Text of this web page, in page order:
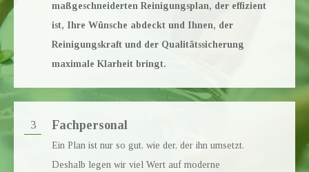
maßgeschneiderten Reinigungsplan, der effizient
ist, Ihre Wünsche abdeckt und Ihnen, der
Reinigungskraft und der Qualitätssicherung
maximale Klarheit bringt.
3 Fachpersonal
Ein Plan ist nur so gut, wie der, der ihn umsetzt.
Deshalb legen wir viel Wert auf moderne